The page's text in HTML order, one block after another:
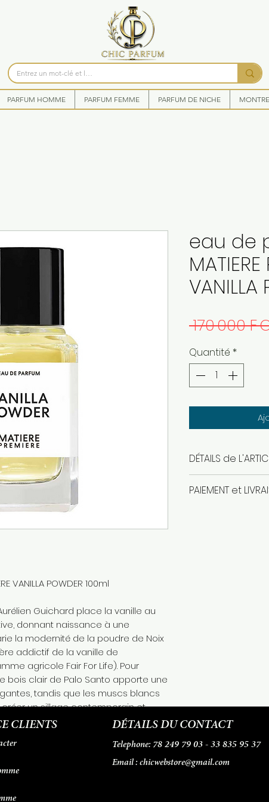
PARFUM HOMME PARFUM FEMME PARFUM DE NICHE
VANILLA POWDER 100ml
Guichard place la vanille au
donnant naissance à une
la modernité de la poudre de Noix
addictif de la vanille de
agricole Fair For Life). Pour
bois clair de Palo Santo apporte une
tandis que les muscs blancs
un sillage contemporain et
captivante qui célèbre la
eau de
MATIERE
VANILLA
170 000 F
Quantité *
DÉTAILS de
produit
PAIEMENT et
CLIENTS DÉTAILS DU CONTACT
Telephone: 78 249 79 03 - 33 835 95 37
Email : chicwebstore@gmail.com